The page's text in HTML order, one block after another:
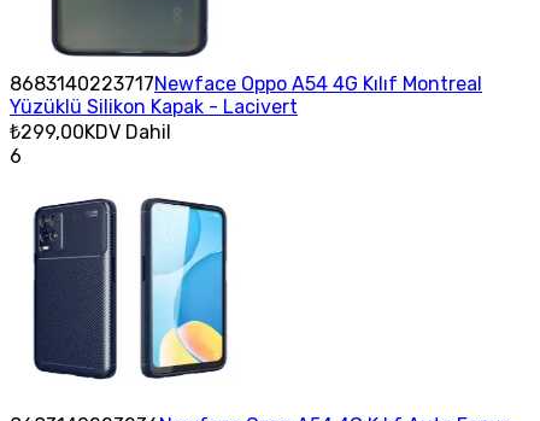
8683140223717Newface Oppo A54 4G Kılıf Montreal
Yüzüklü Silikon Kapak - Lacivert
₺299,00KDV Dahil
6